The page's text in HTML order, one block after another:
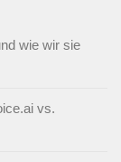
wie wir sie
vs.